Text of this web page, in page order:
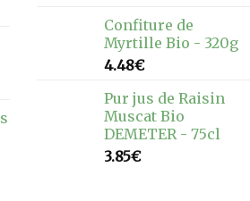
Confiture de
Myrtille Bio - 320g
4.48€
Pur jus de Raisin
Muscat Bio
DEMETER - 75cl
3.85€